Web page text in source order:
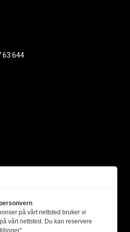
63 644
på vårt nettsted bruker vi
vårt nettsted. Du kan reservere